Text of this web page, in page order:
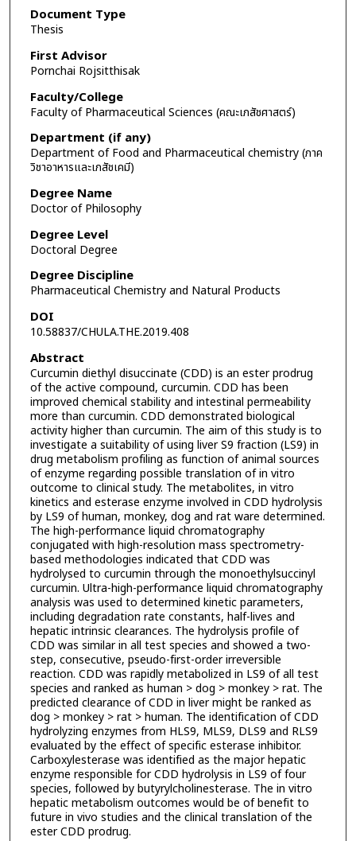
Document Type
Thesis
First Advisor
Pornchai Rojsitthisak
Faculty/College
Faculty of Pharmaceutical Sciences (คณะเภสัชศาสตร์)
Department (if any)
Department of Food and Pharmaceutical chemistry (ภาค
วิชาอาหารและเภสัชเคมี)
Degree Name
Doctor of Philosophy
Degree Level
Doctoral Degree
Degree Discipline
Pharmaceutical Chemistry and Natural Products
DOI
10.58837/CHULA.THE.2019.408
Abstract
Curcumin diethyl disuccinate (CDD) is an ester prodrug
of the active compound, curcumin. CDD has been
improved chemical stability and intestinal permeability
more than curcumin. CDD demonstrated biological
activity higher than curcumin. The aim of this study is to
investigate a suitability of using liver S9 fraction (LS9) in
drug metabolism profiling as function of animal sources
of enzyme regarding possible translation of in vitro
outcome to clinical study. The metabolites, in vitro
kinetics and esterase enzyme involved in CDD hydrolysis
by LS9 of human, monkey, dog and rat ware determined.
The high-performance liquid chromatography
conjugated with high-resolution mass spectrometry-
based methodologies indicated that CDD was
hydrolysed to curcumin through the monoethylsuccinyl
curcumin. Ultra-high-performance liquid chromatography
analysis was used to determined kinetic parameters,
including degradation rate constants, half-lives and
hepatic intrinsic clearances. The hydrolysis profile of
CDD was similar in all test species and showed a two-
step, consecutive, pseudo-first-order irreversible
reaction. CDD was rapidly metabolized in LS9 of all test
species and ranked as human > dog > monkey > rat. The
predicted clearance of CDD in liver might be ranked as
dog > monkey > rat > human. The identification of CDD
hydrolyzing enzymes from HLS9, MLS9, DLS9 and RLS9
evaluated by the effect of specific esterase inhibitor.
Carboxylesterase was identified as the major hepatic
enzyme responsible for CDD hydrolysis in LS9 of four
species, followed by butyrylcholinesterase. The in vitro
hepatic metabolism outcomes would be of benefit to
future in vivo studies and the clinical translation of the
ester CDD prodrug.